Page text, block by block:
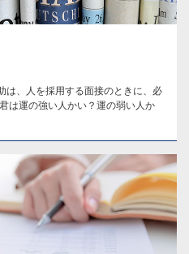
、人を採用する面接のときに、必
運の強い人かい？運の弱い人か